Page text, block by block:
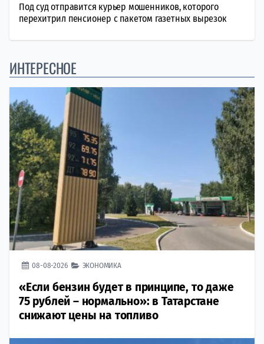
Под суд отправится курьер мошенников, которого
перехитрил пенсионер с пакетом газетных вырезок
ИНТЕРЕСНОЕ
08-08-2026 ЭКОНОМИКА
«Если бензин будет в принципе, то даже
75 рублей – нормально»: в Татарстане
снижают цены на топливо